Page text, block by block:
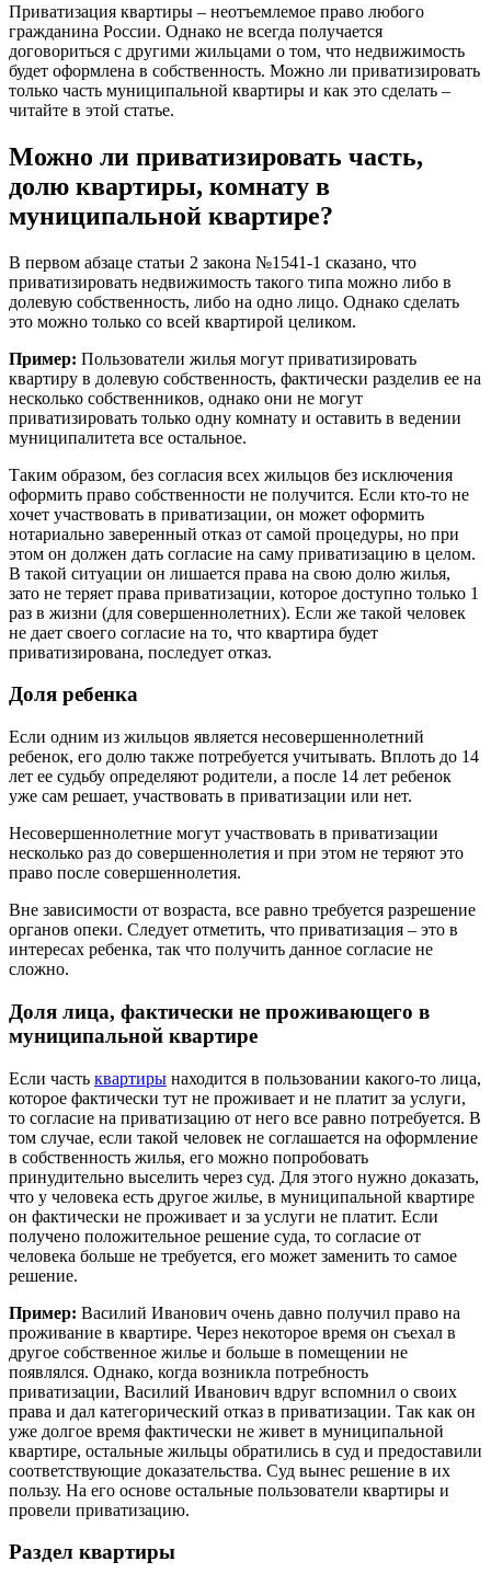
Приватизация квартиры – неотъемлемое право любого
гражданина России. Однако не всегда получается
договориться с другими жильцами о том, что недвижимость
будет оформлена в собственность. Можно ли приватизировать
только часть муниципальной квартиры и как это сделать –
читайте в этой статье.
Можно ли приватизировать часть,
долю квартиры, комнату в
муниципальной квартире?
В первом абзаце статьи 2 закона №1541-1 сказано, что
приватизировать недвижимость такого типа можно либо в
долевую собственность, либо на одно лицо. Однако сделать
это можно только со всей квартирой целиком.
Пример: Пользователи жилья могут приватизировать
квартиру в долевую собственность, фактически разделив ее на
несколько собственников, однако они не могут
приватизировать только одну комнату и оставить в ведении
муниципалитета все остальное.
Таким образом, без согласия всех жильцов без исключения
оформить право собственности не получится. Если кто-то не
хочет участвовать в приватизации, он может оформить
нотариально заверенный отказ от самой процедуры, но при
этом он должен дать согласие на саму приватизацию в целом.
В такой ситуации он лишается права на свою долю жилья,
зато не теряет права приватизации, которое доступно только 1
раз в жизни (для совершеннолетних). Если же такой человек
не дает своего согласие на то, что квартира будет
приватизирована, последует отказ.
Доля ребенка
Если одним из жильцов является несовершеннолетний
ребенок, его долю также потребуется учитывать. Вплоть до 14
лет ее судьбу определяют родители, а после 14 лет ребенок
уже сам решает, участвовать в приватизации или нет.
Несовершеннолетние могут участвовать в приватизации
несколько раз до совершеннолетия и при этом не теряют это
право после совершеннолетия.
Вне зависимости от возраста, все равно требуется разрешение
органов опеки. Следует отметить, что приватизация – это в
интересах ребенка, так что получить данное согласие не
сложно.
Доля лица, фактически не проживающего в
муниципальной квартире
Если часть квартиры находится в пользовании какого-то лица,
которое фактически тут не проживает и не платит за услуги,
то согласие на приватизацию от него все равно потребуется. В
том случае, если такой человек не соглашается на оформление
в собственность жилья, его можно попробовать
принудительно выселить через суд. Для этого нужно доказать,
что у человека есть другое жилье, в муниципальной квартире
он фактически не проживает и за услуги не платит. Если
получено положительное решение суда, то согласие от
человека больше не требуется, его может заменить то самое
решение.
Пример: Василий Иванович очень давно получил право на
проживание в квартире. Через некоторое время он съехал в
другое собственное жилье и больше в помещении не
появлялся. Однако, когда возникла потребность
приватизации, Василий Иванович вдруг вспомнил о своих
права и дал категорический отказ в приватизации. Так как он
уже долгое время фактически не живет в муниципальной
квартире, остальные жильцы обратились в суд и предоставили
соответствующие доказательства. Суд вынес решение в их
пользу. На его основе остальные пользователи квартиры и
провели приватизацию.
Раздел квартиры